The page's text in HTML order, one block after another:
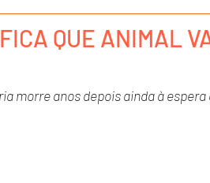
QUE ANIMAL
morre anos depois ainda à espera